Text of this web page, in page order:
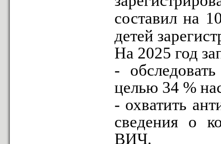
составил на
детей
На 2025 год
-
целью 34 %
- охватить
сведения о
ВИЧ.